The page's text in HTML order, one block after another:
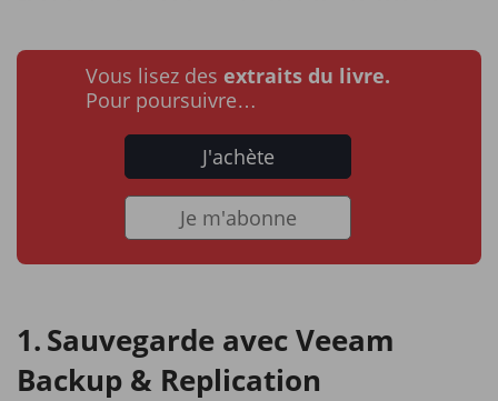
Vous lisez des extraits du livre.
Pour poursuivre…
J'achète
Je m'abonne
Sauvegarde avec Veeam
Backup & Replication